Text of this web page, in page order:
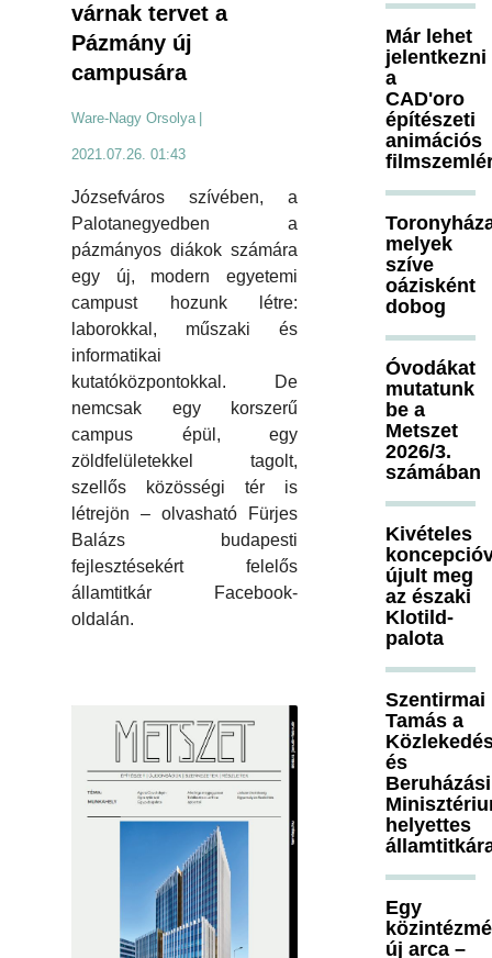
várnak tervet a
Pázmány új
campusára
Ware-Nagy Orsolya
2021.07.26. 01:43
Józsefváros szívében, a
Palotanegyedben a
pázmányos diákok számára
egy új, modern egyetemi
campust hozunk létre:
laborokkal, műszaki és
informatikai
kutatóközpontokkal. De
nemcsak egy korszerű
campus épül, egy
zöldfelületekkel tagolt,
szellős közösségi tér is
létrejön – olvasható Fürjes
Balázs budapesti
fejlesztésekért felelős
államtitkár Facebook-
oldalán.
Már lehet
jelentkezni
a
CAD'oro
építészeti
animációs
melyek
szíve
oázisként
dobog
Óvodákat
mutatunk
be a
Metszet
2026/3.
számában
Kivételes
újult meg
az északi
Klotild-
palota
Szentirmai
Tamás a
és
Beruházási
helyettes
Egy
új arca –